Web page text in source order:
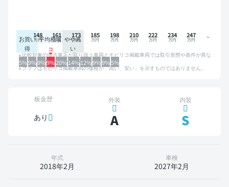
お買い
得
平均相場 やや高
い
5%9%9%9%20%14%12%9%9%5%
148 161 173 185 198 210 222 234 247
比較対象の中古車店が取り扱う車両とモビリコ掲載車両では取引形態や条件が異な
るため、グラフは参考情報です。
グラフはモビリコ掲載車両の価格が「高い、安い」を示すものではありません。
板金歴
あり
外装
A
内装
S
年式
2018年2月
車検
2027年2月